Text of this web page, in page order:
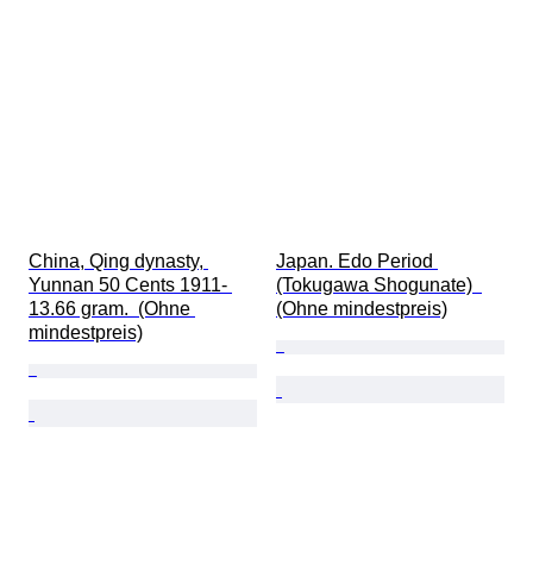
China, Qing dynasty,
Yunnan 50 Cents 1911-
13.66 gram.  (Ohne
mindestpreis)
Japan. Edo Period
(Tokugawa Shogunate)
(Ohne mindestpreis)